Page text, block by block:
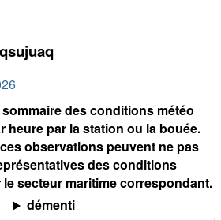
des conditions météo
heure par la station ou la bouée.
observations peuvent ne pas
des conditions
secteur maritime correspondant.
démenti